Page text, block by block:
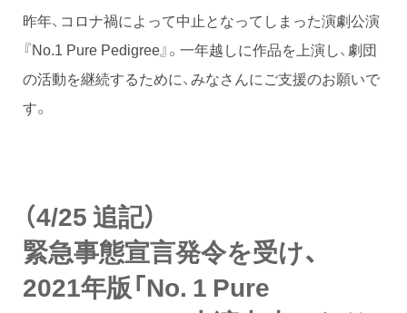
昨年、コロナ禍によって中止となってしまった演劇公演
『No.1 Pure Pedigree』。一年越しに作品を上演し、劇団
の活動を継続するために、みなさんにご支援のお願いで
す。
（4/25 追記）
緊急事態宣言発令を受け、
2021年版「No. 1 Pure